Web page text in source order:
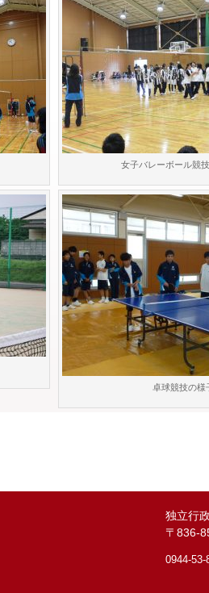
女子バレーボール競
卓球競技の様
独立行
〒836-
0944-53-